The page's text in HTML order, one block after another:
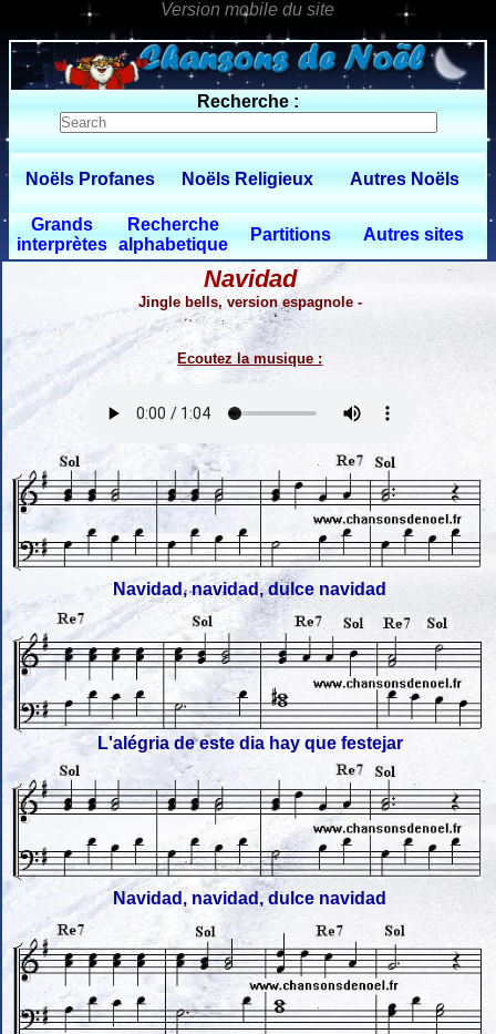
0 $limitbot 1 $limittot 2
Recherche :
Noëls Profanes Noëls Religieux Autres Noëls
Grands
interprètes
Recherche
alphabetique
Partitions Autres sites
Navidad
Jingle bells, version espagnole -
Ecoutez la musique :
Navidad, navidad, dulce navidad
L'alégria de este dia hay que festejar
Navidad, navidad, dulce navidad